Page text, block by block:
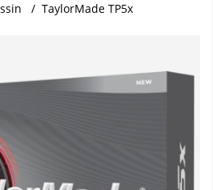
TaylorMade TP5x